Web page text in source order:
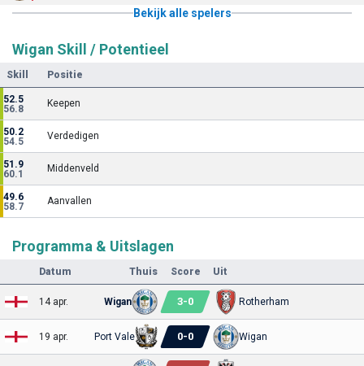
Bekijk alle spelers
Wigan Skill / Potentieel
Skill Positie
52.5
56.8
Keepen
50.2
54.5
Verdedigen
51.9
60.1
Middenveld
49.6
58.7
Aanvallen
Programma & Uitslagen
Datum Thuis Score Uit
14 apr. Wigan 3-0 Rotherham
19 apr. Port Vale 0-0 Wigan